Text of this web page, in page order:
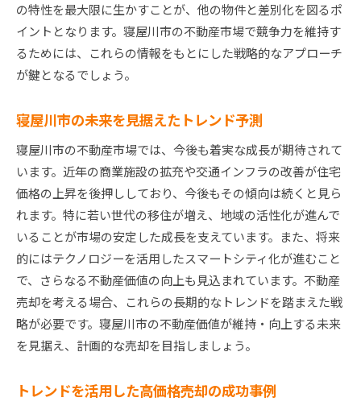
の特性を最大限に生かすことが、他の物件と差別化を図るポ
イントとなります。寝屋川市の不動産市場で競争力を維持す
るためには、これらの情報をもとにした戦略的なアプローチ
が鍵となるでしょう。
寝屋川市の未来を見据えたトレンド予測
寝屋川市の不動産市場では、今後も着実な成長が期待されて
います。近年の商業施設の拡充や交通インフラの改善が住宅
価格の上昇を後押ししており、今後もその傾向は続くと見ら
れます。特に若い世代の移住が増え、地域の活性化が進んで
いることが市場の安定した成長を支えています。また、将来
的にはテクノロジーを活用したスマートシティ化が進むこと
で、さらなる不動産価値の向上も見込まれています。不動産
売却を考える場合、これらの長期的なトレンドを踏まえた戦
略が必要です。寝屋川市の不動産価値が維持・向上する未来
を見据え、計画的な売却を目指しましょう。
トレンドを活用した高価格売却の成功事例